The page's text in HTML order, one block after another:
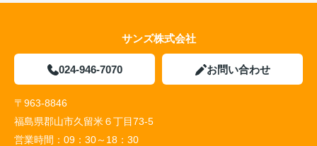
サンズ株式会社
024-946-7070 お問い合わせ
〒963-8846
福島県郡山市久留米６丁目73-5
営業時間： 09：30～18：30